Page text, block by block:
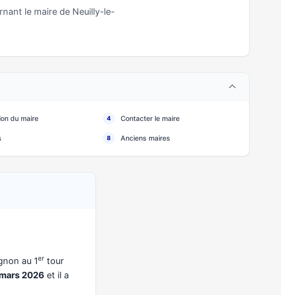
le maire de Neuilly-le-
du maire 4 Contacter le maire
8 Anciens maires
au 1er tour
2026 et il a